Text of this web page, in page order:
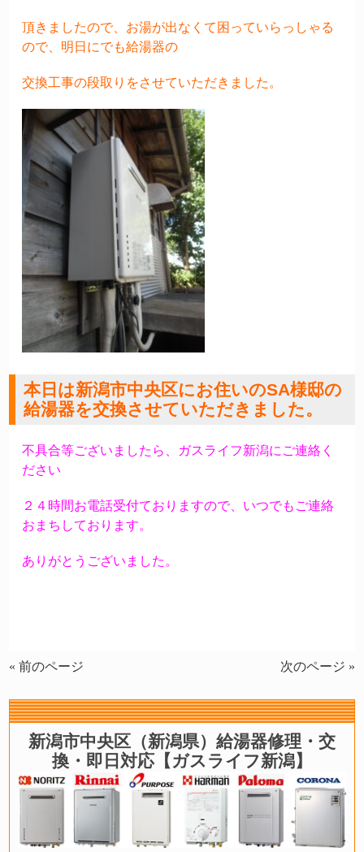
頂きましたので、お湯が出なくて困っていらっしゃる
ので、明日にでも給湯器の
交換工事の段取りをさせていただきました。
本日は新潟市中央区にお住いのSA様邸の
給湯器を交換させていただきました。
不具合等ございましたら、ガスライフ新潟にご連絡く
ださい
２４時間お電話受付ておりますので、いつでもご連絡
おまちしております。
ありがとうございました。
« 前のページ 次のページ »
新潟市中央区（新潟県）給湯器修理・交
換・即日対応【ガスライフ新潟】